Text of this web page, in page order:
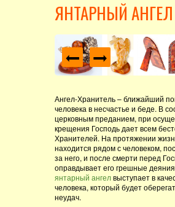
ЯНТАРНЫЙ АНГЕЛ
Ангел-Хранитель – ближайший
человека в несчастье и беде. В
церковным преданием, при
крещения Господь дает всем
Хранителей. На протяжении
находится рядом с человеком,
за него, и после смерти перед
оправдывает его грешные
янтарный ангелвыступает в
человека, который будет
неудач.